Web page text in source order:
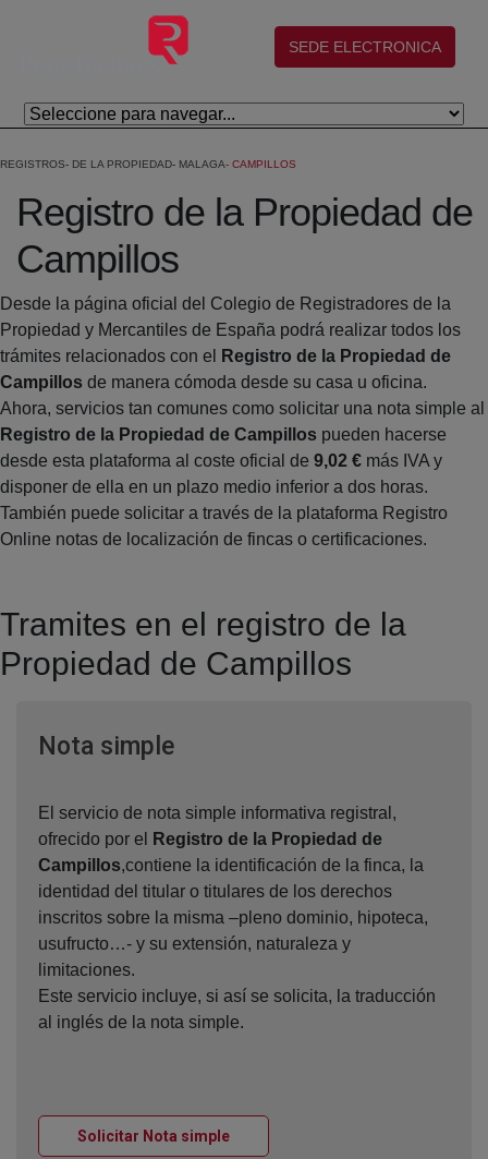
Eduki nagusira joan
(abre en nueva ventana)
SEDE ELECTRONICA
REGISTROS DE LA PROPIEDAD MALAGA CAMPILLOS
Registro de la Propiedad de
Campillos
Desde la página oficial del Colegio de Registradores de la
Propiedad y Mercantiles de España podrá realizar todos los
trámites relacionados con el
Registro de la Propiedad de
Campillos de manera cómoda desde su casa u oficina.
Ahora, servicios tan comunes como solicitar una nota simple al
Registro de la Propiedad de Campillos pueden hacerse
desde esta plataforma al coste oficial de 9,02 € más IVA y
disponer de ella en un plazo medio inferior a dos horas.
También puede solicitar a través de la plataforma Registro
Online notas de localización de fincas o certificaciones.
Tramites en el registro de la
Propiedad de Campillos
Nota simpleVentana nueva
El servicio de nota simple informativa registral,
ofrecido por el
Registro de la Propiedad de
Campillos,contiene la identificación de la finca, la
identidad del titular o titulares de los derechos
inscritos sobre la misma –pleno dominio, hipoteca,
usufructo…- y su extensión, naturaleza y
limitaciones.
Este servicio incluye, si así se solicita, la traducción
al inglés de la nota simple.
Solicitar Nota simpleVentana nueva